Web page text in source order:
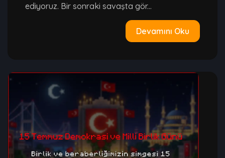
ediyoruz. Bir sonraki savaşta gör...
Devamını Oku